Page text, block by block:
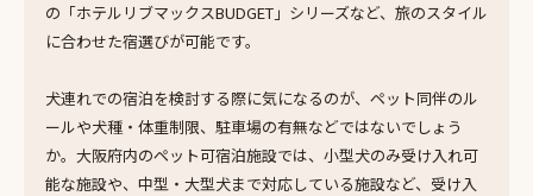
の「ホテルリブマックスBUDGET」シリーズなど、旅のスタイル
に合わせた宿選びが可能です。
犬連れでの宿泊を検討する際に気になるのが、ペット同伴のル
ールや犬種・体重制限、駐車場の有無などではないでしょう
か。大阪府内のペット可宿泊施設では、小型犬のみ受け入れ可
能な施設や、中型・大型犬まで対応している施設など、受け入